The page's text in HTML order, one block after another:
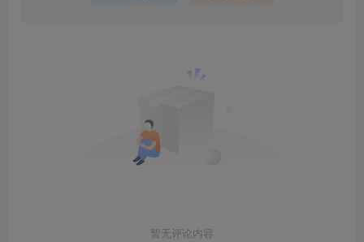
暂无评论内容